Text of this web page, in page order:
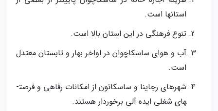
استان­ها است.
تنوع فرهنگی در این استان بالا است.
آب و هوای ساسکاچوان در اواخر بهار و تابستان معتدل
است.
شهرهای رجاینا و ساسکاتون از امکانات رفاهی و فرصت­
های شغلی ایده آلی برخوردار هستند.